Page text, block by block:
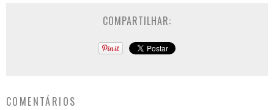
COMPARTILHAR:
COMENTÁRIOS